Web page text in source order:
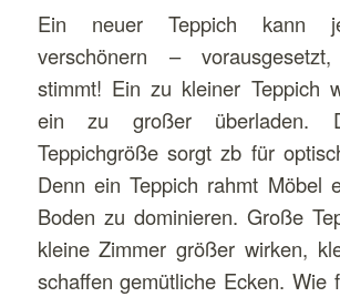
Ein neuer Teppich kann
verschönern –
stimmt! Ein zu kleiner Teppich
ein zu großer überladen.
Teppichgröße sorgt zb für
Denn ein Teppich rahmt Möbel
Boden zu dominieren. Große
kleine Zimmer größer wirken,
schaffen gemütliche Ecken. Wie